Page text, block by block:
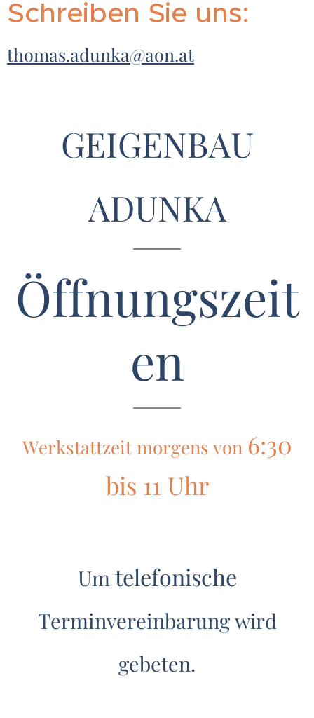
Schreiben Sie uns:
thomas.adunka@aon.at
GEIGENBAU
ADUNKA
Öffnungszeit
en
Werkstattzeit morgens von 6:30
bis 11 Uhr
Um telefonische
Terminvereinbarungwird
gebeten.